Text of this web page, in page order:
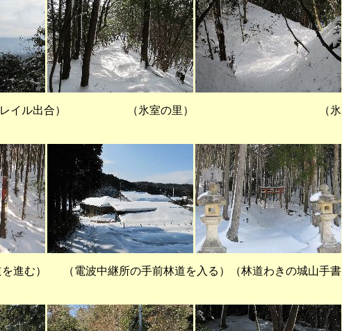
一周トレイル出合） （氷室の里） （氷
む） （電波中継所の手前林道を入る）（林道わきの城山手書